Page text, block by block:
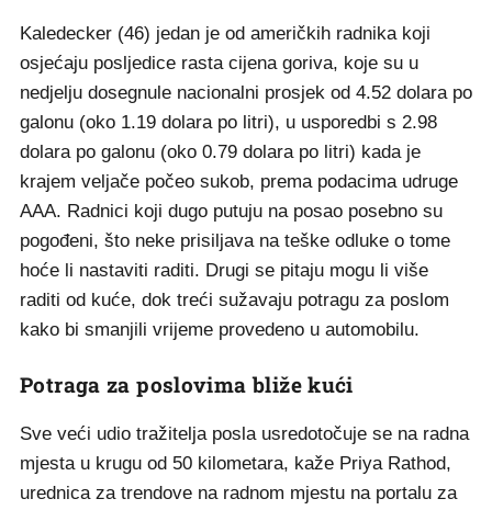
Kaledecker (46) jedan je od američkih radnika koji
osjećaju posljedice rasta cijena goriva, koje su u
nedjelju dosegnule nacionalni prosjek od 4.52 dolara po
galonu (oko 1.19 dolara po litri), u usporedbi s 2.98
dolara po galonu (oko 0.79 dolara po litri) kada je
krajem veljače počeo sukob, prema podacima udruge
AAA. Radnici koji dugo putuju na posao posebno su
pogođeni, što neke prisiljava na teške odluke o tome
hoće li nastaviti raditi. Drugi se pitaju mogu li više
raditi od kuće, dok treći sužavaju potragu za poslom
kako bi smanjili vrijeme provedeno u automobilu.
Potraga za poslovima bliže kući
Sve veći udio tražitelja posla usredotočuje se na radna
mjesta u krugu od 50 kilometara, kaže Priya Rathod,
urednica za trendove na radnom mjestu na portalu za